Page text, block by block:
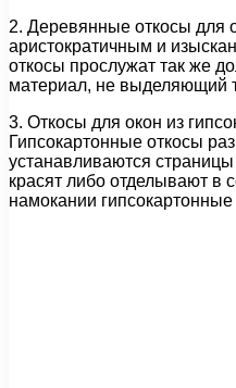
2. Деревянные откосы для
аристократичным и
откосы прослужат так же
материал, не выделяющий
3. Откосы для окон из
Гипсокартонные откосы
устанавливаются
красят либо отделывают в
намокании